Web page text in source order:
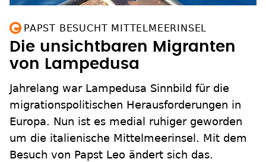
PAPST BESUCHT MITTELMEERINSEL
Die unsichtbaren Migranten
von Lampedusa
Jahrelang war Lampedusa Sinnbild für die
migrationspolitischen Herausforderungen in
Europa. Nun ist es medial ruhiger geworden
um die italienische Mittelmeerinsel. Mit dem
Besuch von Papst Leo ändert sich das.